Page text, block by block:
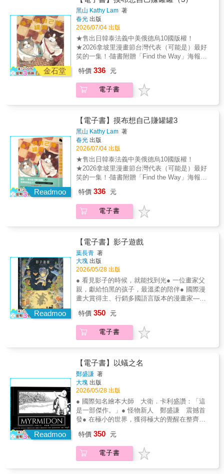
不被理解的事，是否仍然要堅持下去？ ★哪一
個瞬間，你突然意識到父母老了&hellip;&hellip;
成年人的崩潰往往是從「無奈」開始的。 在這
本寫給大人的溫柔情書裡，記錄了「滿目皆是
你」的思念、「明知不可為而為之」的勇氣、
「我終究錯過你」的遺憾，以及生活中無所適
從的孤獨，也映照出青春回憶裡的一道道風
景。 「這本書太好哭了！完全戳中我的內
「感覺有人真的能夠理解自己&hellip;&hellip;」
金石堂
黑山 Kathy Lam 著
春光 出版
2026/07/04 出版
★售出日韓泰法義中美俄德烏10國版權！
★2026拿坡里漫畫節台灣代表（可能是）最好
笑的一集！‧隨書附贈「Find the Way」海報！
禮物送給主人！（逛街途中突然好睏，睡一下
沒關係吧？）★ROOF！甜甜圈店到底在
哪？！摸布和傑克在小鎮迷路，竟然遇到……
身！夢幻貓咪布丁原來藏在這家店！摸布：今
天要買禮物給主人！傑克：我想去吃貓咪甜甜
圈，ROOF！背上藍色小包，帶上地圖，摸布
和傑克今天要在小鎮上散步，但這可不是普通
的散步——他們要完成神祕的任務。摸布在
CHAT CHAT咖啡廳已經打工了一段時間，今
天，他想用自己賺的罐罐，買一份禮物送給親
愛的主人！走一走迷路、要找人問路，這一切
對摸布來說都是新的體驗！就在物色禮物的過
貓咪到底想要做什麼？摸布和傑克又能否找到
合適的禮物呢？【CONTENTS】Prologue 摸
布的旅行 摸布的新朋友 摸布玩遊戲Mobu’s
又是你！ 來吃水果吧Franz and Lisa 弗蘭茲
的一天 遇見麗莎 來吃熱狗吧 你明天也會
在嗎 尼可拉斯來訪The Lonely Foodie Cat
孤獨的美食貓：早餐 孤獨的美食貓：晚餐
孤獨的美食貓：宵夜Some Days WORK
HARDER 星期六的CHAT CHAT 摸布午睡直
播：貓島型 摸布午睡直播：蝦米型 摸布午
3》出版啦，非常感謝大家一直以來的支持！這
次摸布要在小鎮中遊走，畫分鏡前需要先簡單
設計一張小鎮的地圖，模擬一下摸布家會在哪
園、車站等等畫出來。我覺得若能完成一張小
鎮地圖應該會很可愛吧！但由於只是粗略的構
想，所以還不能拍板定案，說不定日後又想再
增添與修改呢。這讓我不禁想到，當作品擁有
更遼闊的世界觀，並與劇情緊密相扣時，創作
者究竟會如何準備素材呢？感覺會花上更多的
時間，也更需要腦洞大開。如果有人分享創作
心得，我一定馬上飛奔去聽！下圖的貓咪草稿
是我熱身的時候畫的。右下的白貓其實不止一
們大多是不同的獨立個體。希望大家這次也覺
得這個故事有趣！謝謝大家閱讀到最後。
特價 336 元
電子書
Readmoo
【電子書】摸布想自己賺罐罐3
黑山 Kathy Lam 著
春光 出版
2026/07/04 出版
★售出日韓泰法義中美俄德烏10國版權！
★2026拿坡里漫畫節台灣代表（可能是）最好
笑的一集！‧隨書附贈「Find the Way」海報！
禮物送給主人！（逛街途中突然好睏，睡一下
沒關係吧？）★ROOF！甜甜圈店到底在
哪？！摸布和傑克在小鎮迷路，竟然遇到……
身！夢幻貓咪布丁原來藏在這家店！摸布：今
天要買禮物給主人！傑克：我想去吃貓咪甜甜
圈，ROOF！背上藍色小包，帶上地圖，摸布
和傑克今天要在小鎮上散步，但這可不是普通
的散步——他們要完成神祕的任務。摸布在
CHAT CHAT咖啡廳已經打工了一段時間，今
天，他想用自己賺的罐罐，買一份禮物送給親
愛的主人！走一走迷路、要找人問路，這一切
對摸布來說都是新的體驗！就在物色禮物的過
貓咪到底想要做什麼？摸布和傑克又能否找到
合適的禮物呢？【CONTENTS】Prologue 摸
布的旅行 摸布的新朋友 摸布玩遊戲Mobu’s
又是你！ 來吃水果吧Franz and Lisa 弗蘭茲
的一天 遇見麗莎 來吃熱狗吧 你明天也會
在嗎 尼可拉斯來訪The Lonely Foodie Cat
孤獨的美食貓：早餐 孤獨的美食貓：晚餐
孤獨的美食貓：宵夜Some Days WORK
HARDER 星期六的CHAT CHAT 摸布午睡直
播：貓島型 摸布午睡直播：蝦米型 摸布午
3》出版啦，非常感謝大家一直以來的支持！這
次摸布要在小鎮中遊走，畫分鏡前需要先簡單
設計一張小鎮的地圖，模擬一下摸布家會在哪
特價 336 元
電子書
Readmoo
【電子書】影子遊戲
葉長青 著
大塊 出版
2026/05/28 出版
● 看見影子的時候，就能找到光● 一位畫家父
親，獻給怕黑的孩子，最溫柔的陪伴● 國際漫
畫大賞得主、行銷多國語言版本的漫畫家——
影子，都紛紛變成了小男孩眼裡的怪獸。牠們
待在他的床邊、闖入他的夢裡⋯⋯直到那一
天，他夢見一隻翅膀上長滿十萬顆星星的大
起男孩的手說：「不要怕，我從你出生，就一
直陪著你喔。」沒想到，這個奇特的朋友居然
就是男孩的影子。在影子的帶領下，小男孩發
現黑暗不但沒那麼可怕，其中竟然還藏著一場
閃閃發亮的奇幻探險！「怕黑」是許多孩子共
同的經歷，這件事，同樣也發生在葉長青的兒
子身上。期盼自己怕黑的孩子在黑暗中能感受
到陪伴、感受到美，這樣的初心，成就了他從
漫畫跨足繪本的第一本作品，《影子遊戲》。
葉長青讓「黑」與「影子」從可怕的怪物，轉
化為最了解自己的守護者。《影子遊戲》有著
電影般的絕美畫面，畫面中一隻又一隻可愛的
特價 350 元
電子書
Readmoo
【電子書】以蟻之名
鄭盛謙 著
大塊 出版
2026/05/28 出版
● 國際知名繪本大師 大衛．卡利盛讚：「這
是一部傑作。」● 怪物新人 鄭盛謙 震撼首
發● 在極小的世界，獲得極大的覺醒在整齊劃
字——沒有自己的名字。而一隻負責畜養蚜蟲
的工蟻，在一次試圖為蚜蟲標記以利辨識的過
程中，猛然驚覺：如果身邊的同類都一模一
特價 350 元
電子書